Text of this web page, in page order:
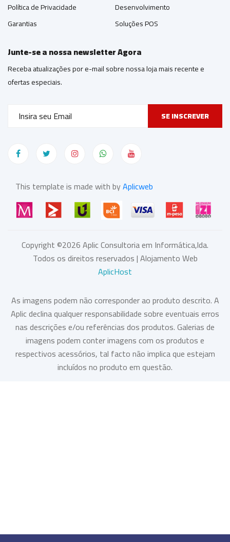
Política de Privacidade
Garantias
Desenvolvimento
Soluções POS
Junte-se a nossa newsletter Agora
Receba atualizações por e-mail sobre nossa loja mais recente e
ofertas especiais.
SE INSCREVER
This template is made with byAplicweb
Copyright ©2026Aplic Consultoria em Informática,lda.
Todos os direitos reservados | Alojamento Web
AplicHost
As imagens podem não corresponder ao produto descrito. A
Aplic declina qualquer responsabilidade sobre eventuais erros
nas descrições e/ou referências dos produtos. Galerias de
imagens podem conter imagens com os produtos e
respectivos acessórios, tal facto não implica que estejam
incluídos no produto em questão.